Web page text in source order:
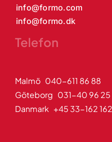
info@formo.com
info@formo.dk
Telefon
Malmö 040-611 86 88
Göteborg 031-40 96 25
Danmark +45 33-162 162